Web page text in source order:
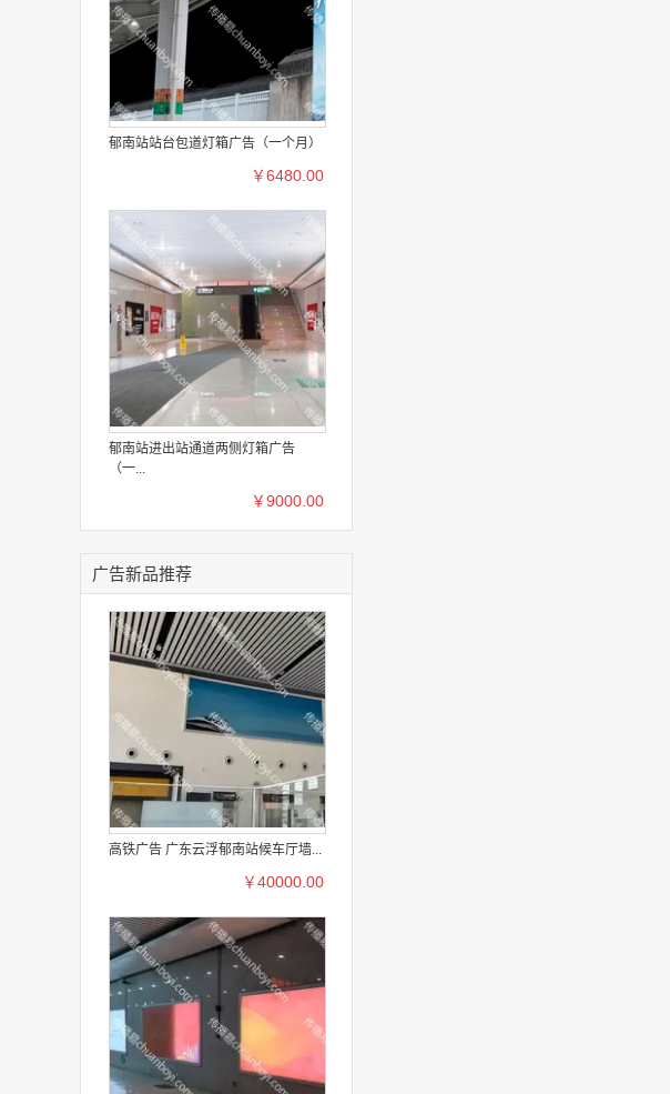
郁南站站台包道灯箱广告（一个月）
￥6480.00
郁南站进出站通道两侧灯箱广告
（一...
￥9000.00
广告新品推荐
高铁广告 广东云浮郁南站候车厅墙...
￥40000.00